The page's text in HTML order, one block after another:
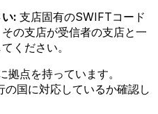
: 支店固有のSWIFTコード
の支店が受信者の支店と一
ください。
拠点を持っています。
国に対応しているか確認し